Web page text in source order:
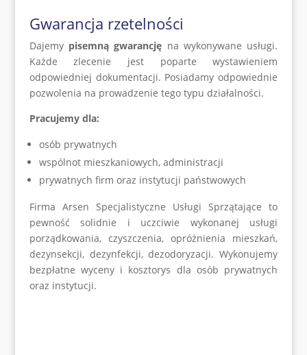
Gwarancja rzetelności
Dajemy pisemną gwarancję na wykonywane usługi.
Każde zlecenie jest poparte wystawieniem
odpowiedniej dokumentacji. Posiadamy odpowiednie
pozwolenia na prowadzenie tego typu działalności.
Pracujemy dla:
osób prywatnych
wspólnot mieszkaniowych, administracji
prywatnych firm oraz instytucji państwowych
Firma Arsen Specjalistyczne Usługi Sprzątające to
pewność solidnie i uczciwie wykonanej usługi
porządkowania, czyszczenia, opróżnienia mieszkań,
dezynsekcji, dezynfekcji, dezodoryzacji. Wykonujemy
bezpłatne wyceny i kosztorys dla osób prywatnych
oraz instytucji.